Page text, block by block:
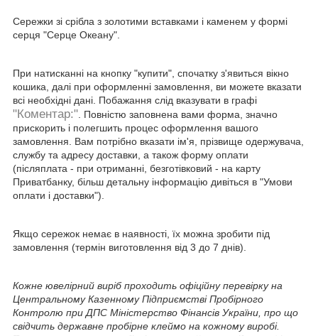
Сережки зі срібла з золотими вставками і каменем у формі
серця "Серце Океану".
При натисканні на кнопку "купити", спочатку з'явиться вікно
кошика, далі при оформленні замовлення, ви можете вказати
всі необхідні дані. Побажання слід вказувати в графі
"Коментар:" . Повністю заповнена вами форма, значно
прискорить і полегшить процес оформлення вашого
замовлення. Вам потрібно вказати ім'я, прізвище одержувача,
службу та адресу доставки, а також форму оплати
(післяплата - при отриманні, безготівковий - на карту
Приватбанку, більш детальну інформацію дивіться в "Умови
оплати і доставки").
Якщо сережок немає в наявності, їх можна зробити під
замовлення (термін виготовлення від 3 до 7 днів).
Кожне ювелірний виріб проходить офіційну перевірку на
Центральному Казенному Підприємстві Пробірного
Контролю при ДПС Міністерство Фінансів України, про що
свідчить державне пробірне клеймо на кожному виробі.